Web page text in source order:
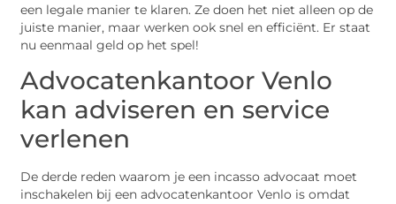
een legale manier te klaren. Ze doen het niet alleen op de
juiste manier, maar werken ook snel en efficiënt. Er staat
nu eenmaal geld op het spel!
Advocatenkantoor Venlo
kan adviseren en service
verlenen
De derde reden waarom je een incasso advocaat moet
inschakelen bij een advocatenkantoor Venlo is omdat